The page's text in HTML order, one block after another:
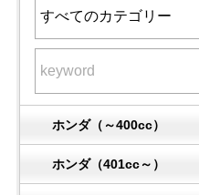
ホンダ（～400cc）
ホンダ（401cc～）